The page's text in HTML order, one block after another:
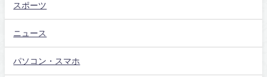
スポーツ
ニュース
パソコン・スマホ